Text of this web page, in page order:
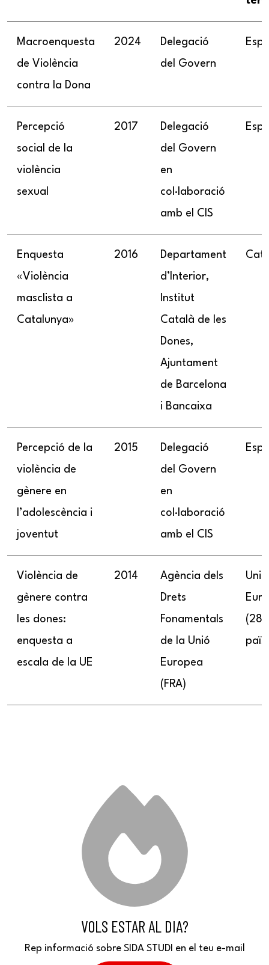
Macroenquesta
de Violència
contra la Dona
2024
Delegació
del Govern
Percepció
social de la
violència
sexual
2017
Delegació
del Govern
en
col·laboració
amb el CIS
Enquesta
«Violència
masclista a
Catalunya»
2016
Departament
d’Interior,
Institut
Català de les
Dones,
Ajuntament
de Barcelona
i Bancaixa
Percepció de la
violència de
gènere en
l’adolescència i
joventut
2015
Delegació
del Govern
en
col·laboració
amb el CIS
Violència de
gènere contra
les dones:
enquesta a
escala de la UE
2014
Agència dels
Drets
Fonamentals
de la Unió
Europea
(FRA)
Unió
(28
VOLS ESTAR AL DIA?
Rep informació sobre SIDA STUDI en el teu e-mail